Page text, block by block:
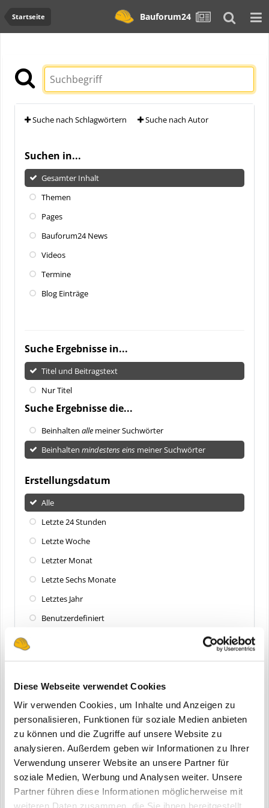
Diese Webseite verwendet Cookies
Wir verwenden Cookies, um Inhalte und Anzeigen zu
personalisieren, Funktionen für soziale Medien anbieten
zu können und die Zugriffe auf unsere Website zu
analysieren. Außerdem geben wir Informationen zu Ihrer
Verwendung unserer Website an unsere Partner für
soziale Medien, Werbung und Analysen weiter. Unsere
Partner führen diese Informationen möglicherweise mit
Startseite Bauforum24
Suche nach Schlagwörtern Suche nach Autor
Suchen in...
Gesamter Inhalt
Themen
Pages
Bauforum24 News
Videos
Termine
Blog Einträge
Suche Ergebnisse in...
Titel und Beitragstext
Nur Titel
Suche Ergebnisse die...
Beinhalten alle meiner Suchwörter
Beinhalten mindestens eins meiner Suchwörter
Erstellungsdatum
Alle
Letzte 24 Stunden
Letzte Woche
Letzter Monat
Letzte Sechs Monate
Letztes Jahr
Benutzerdefiniert
Zuletzt aktualisiert
Letzte 24 Stunden
Letzte Woche
Letzter Monat
Letzte Sechs Monate
Letztes Jahr
Benutzerdefiniert